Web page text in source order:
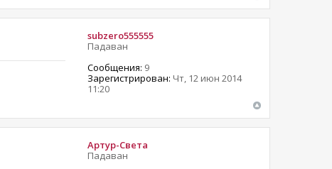
subzero555555
Падаван
Сообщения: 9
Зарегистрирован: Чт, 12 июн 2014
11:20
Артур-Света
Падаван